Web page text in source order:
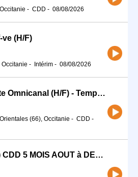
- CDD - 08/08/2026
(H/F)
- Intérim - 08/08/2026
Conseiller-ère Vente Omnicanal (H/F) - Temps partiel
(66), Occitanie - CDD -
MAGASINIER (H/F) CDD 5 MOIS AOUT à DECEMBRE 2026